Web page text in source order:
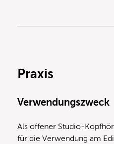
Praxis
Verwendungszweck
Als offener Studio-
für die Verwendung am